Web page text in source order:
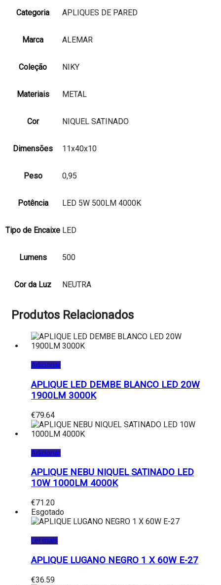
Categoria APLIQUES DE PARED
Marca ALEMAR
Coleção NIKY
Materiais METAL
Cor NIQUEL SATINADO
Dimensões 11x40x10
Peso 0,95
Potência LED 5W 500LM 4000K
Tipo de Encaixe LED
Lumens 500
Cor da Luz NEUTRA
Produtos Relacionados
Adicionar
APLIQUE LED DEMBE BLANCO LED 20W
1900LM 3000K
€79.64
Adicionar
APLIQUE NEBU NIQUEL SATINADO LED
10W 1000LM 4000K
€71.20
Esgotado
Ler mais
APLIQUE LUGANO NEGRO 1 X 60W E-27
€36.59